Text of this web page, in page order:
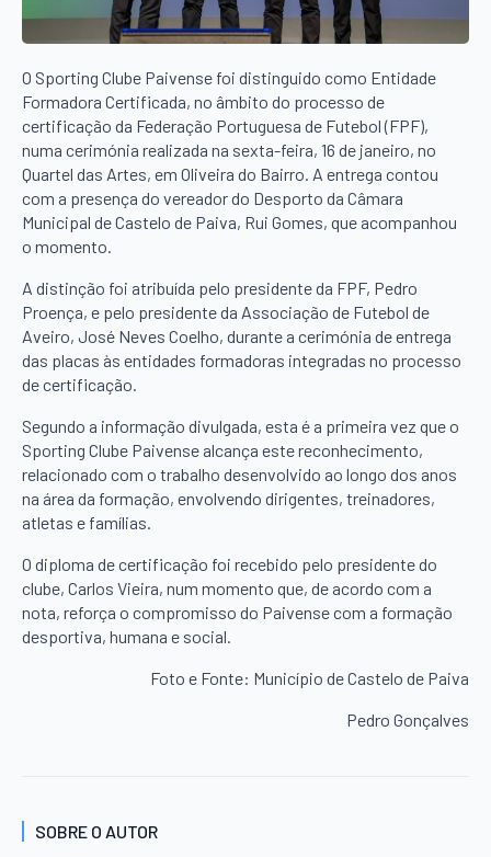
O Sporting Clube Paivense foi distinguido como Entidade
Formadora Certificada, no âmbito do processo de
certificação da Federação Portuguesa de Futebol (FPF),
numa cerimónia realizada na sexta-feira, 16 de janeiro, no
Quartel das Artes, em Oliveira do Bairro. A entrega contou
com a presença do vereador do Desporto da Câmara
Municipal de Castelo de Paiva, Rui Gomes, que acompanhou
o momento.
A distinção foi atribuída pelo presidente da FPF, Pedro
Proença, e pelo presidente da Associação de Futebol de
Aveiro, José Neves Coelho, durante a cerimónia de entrega
das placas às entidades formadoras integradas no processo
de certificação.
Segundo a informação divulgada, esta é a primeira vez que o
Sporting Clube Paivense alcança este reconhecimento,
relacionado com o trabalho desenvolvido ao longo dos anos
na área da formação, envolvendo dirigentes, treinadores,
atletas e famílias.
O diploma de certificação foi recebido pelo presidente do
clube, Carlos Vieira, num momento que, de acordo com a
nota, reforça o compromisso do Paivense com a formação
desportiva, humana e social.
Foto e Fonte: Município de Castelo de Paiva
Pedro Gonçalves
SOBRE O AUTOR